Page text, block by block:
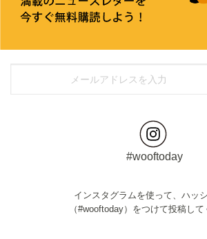
#wooftoday
インスタグラムを使って、ハッ
（#wooftoday）をつけて投稿し